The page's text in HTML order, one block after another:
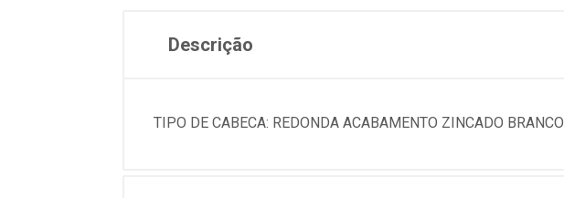
Descrição
TIPO DE CABECA: REDONDA ACABAMENTO ZINCADO BRANCO